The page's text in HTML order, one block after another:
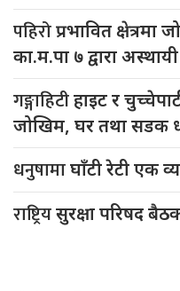
पहिरोप्रभावित
का.म.पा ७ द्वारा
गङ्गाहिटीहाइट र
जोखिम, घर तथा सडक
धनुषामाघाँटी रेटी एक
राष्ट्रियसुरक्षा परिषद